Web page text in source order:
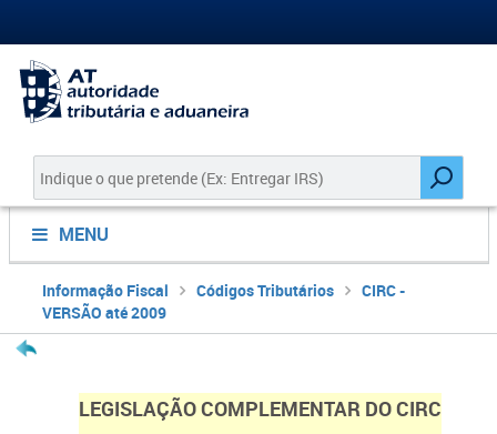
MENU
Informação Fiscal Códigos Tributários
CIRC -
VERSÃO até 2009
LEGISLAÇÃO COMPLEMENTAR DO CIRC